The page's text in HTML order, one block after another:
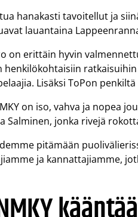
hanakasti tavoitellut ja
lauantaina
on erittäin hyvin
henkilökohtaisiin
Lisäksi ToPon
on iso, vahva ja nopea
Salminen, jonka rivejä
pitämään
ja kannattajiamme,